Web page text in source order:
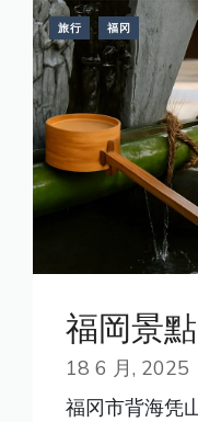
旅行 福冈
福岡景點
18 6 月, 2025
福冈市背海凭